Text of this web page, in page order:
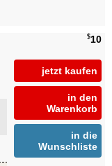
$10
jetzt kaufen
in den
Warenkorb
in die
Wunschliste